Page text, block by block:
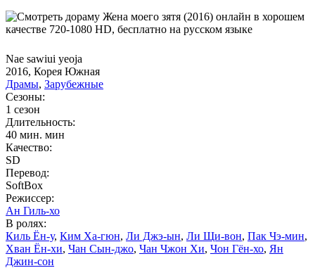
Nae sawiui yeoja
2016, Корея Южная
Драмы, Зарубежные
Сезоны:
1 сезон
Длительность:
40 мин. мин
Качество:
SD
Перевод:
SoftBox
Режиссер:
Ан Гиль-хо
В ролях:
Киль Ён-у, Ким Ха-гюн, Ли Джэ-ын, Ли Щи-вон, Пак Чэ-мин,
Хван Ён-хи, Чан Сын-джо, Чан Чжон Хи, Чон Гён-хо, Ян
Джин-сон